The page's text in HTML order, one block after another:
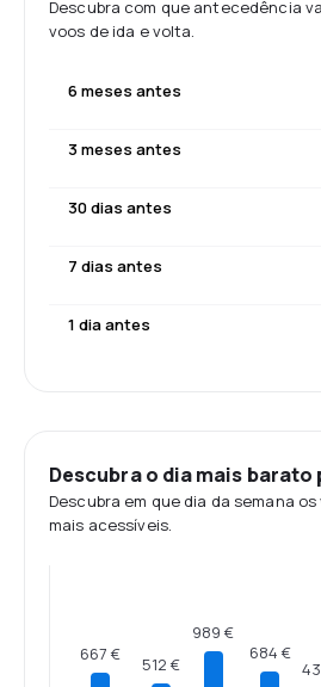
Descubra com que antecedência
voos de ida e volta.
6 meses antes
3 meses antes
30 dias antes
7 dias antes
1 dia antes
Descubra o dia mais barato
Descubra em que dia da semana
mais acessíveis.
667 € 512 €
989 €
684 €